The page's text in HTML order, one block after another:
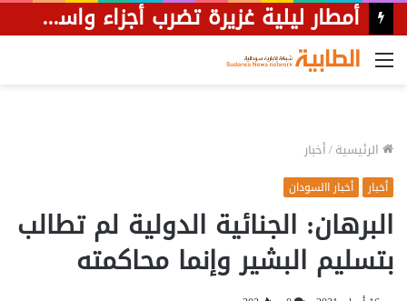
القائمة
الرئيسية/أخبار
أخبار أخبار االسودان
البرهان: الجنائية الدولية لم تطالب
بتسليم البشير وإنما محاكمته